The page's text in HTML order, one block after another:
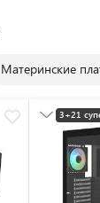
Материнские
3+21